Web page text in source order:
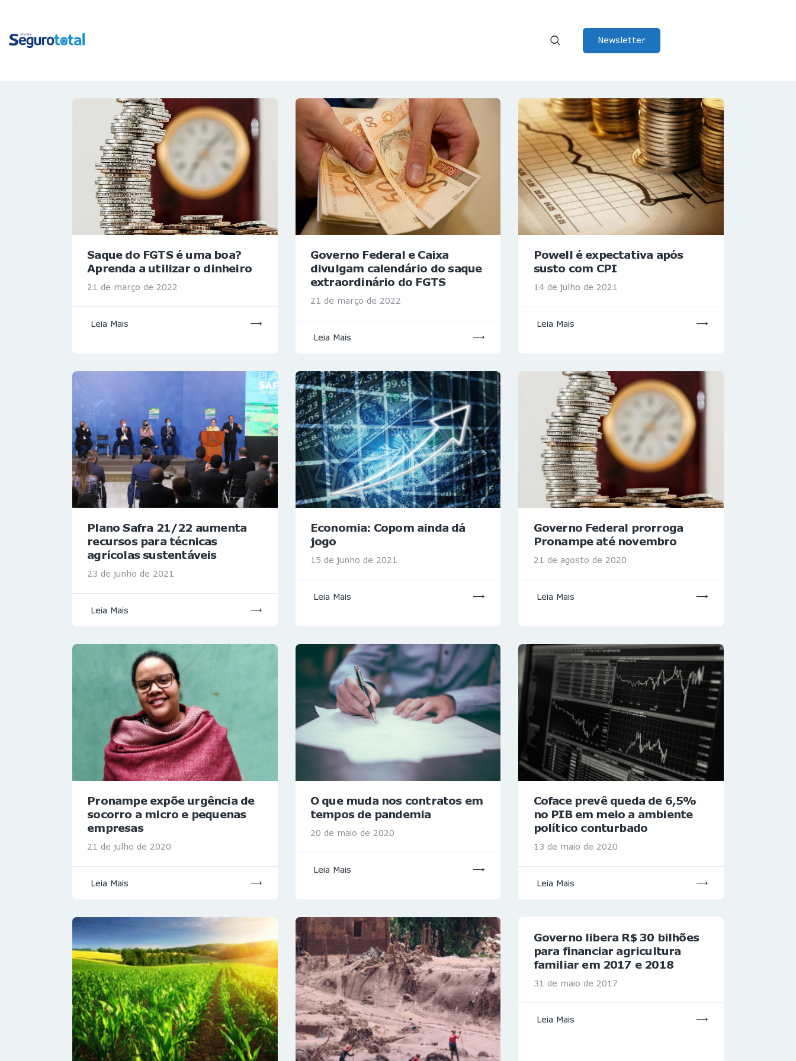
Newsletter
HOME
Saque do FGTS é uma boa?
Aprenda a utilizar o dinheiro
21 de março de 2022
Leia Mais
Governo Federal e Caixa
divulgam calendário do saque
extraordinário do FGTS
21 de março de 2022
Leia Mais
Powell é expectativa após
susto com CPI
14 de julho de 2021
Leia Mais
Plano Safra 21/22 aumenta
recursos para técnicas
agrícolas sustentáveis
23 de junho de 2021
Leia Mais
Economia: Copom ainda dá
jogo
15 de junho de 2021
Leia Mais
Governo Federal prorroga
Pronampe até novembro
21 de agosto de 2020
Leia Mais
Pronampe expõe urgência de
socorro a micro e pequenas
empresas
21 de julho de 2020
Leia Mais
O que muda nos contratos em
tempos de pandemia
20 de maio de 2020
Leia Mais
Coface prevê queda de 6,5%
no PIB em meio a ambiente
político conturbado
13 de maio de 2020
Leia Mais
Governo libera R$ 30 bilhões
para financiar agricultura
familiar em 2017 e 2018
31 de maio de 2017
Leia Mais